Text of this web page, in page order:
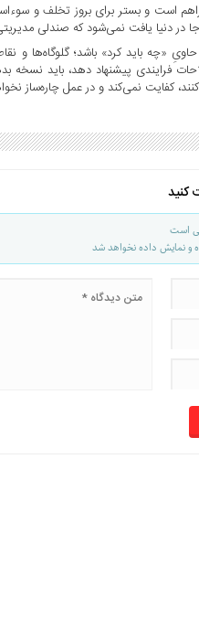
است و بستر برای بروز تخلف و
دنیا یافت نمی‌شود که صندلی
حاویِ «چه باید کرد» باشد؛
فرایندی پیشنهاد دهد، باید نسخه
کفایت نمی‌کند و در عمل چاره‌ساز
کنید
است
نمایش داده نخواهد شد